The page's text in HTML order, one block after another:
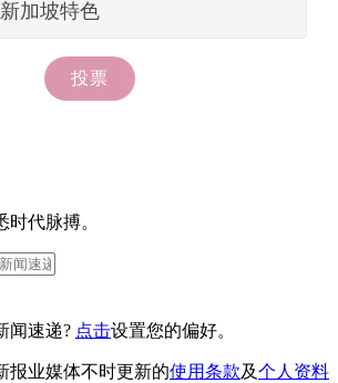
代脉搏。
闻速递? 点击设置您的偏好。
报业媒体不时更新的使用条款及个人资料